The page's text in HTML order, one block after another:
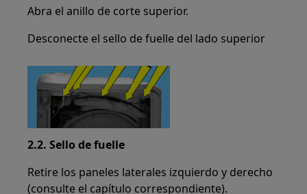
Abra el anillo de corte superior.
Desconecte el sello de fuelle del lado superior
2.2. Sello de fuelle
Retire los paneles laterales izquierdo y derecho
(consulte el capítulo correspondiente).